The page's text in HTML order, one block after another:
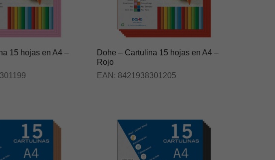
15 hojas en A4 –
Dohe – Cartulina 15 hojas en A4 –
Rojo
EAN: 8421938301205